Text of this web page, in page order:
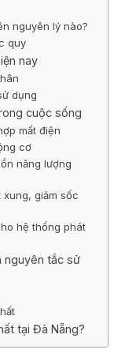
nguyên lý nào?
quy
nay
dụng
cuộc sống
mất điện
cơ
năng lượng
giảm sốc
hệ thống phát
nguyên tắc sử
tại Đà Nẵng?